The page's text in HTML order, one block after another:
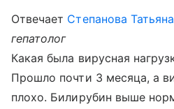
Отвечает Степанова
гепатолог
Какая была вирусная
Прошло почти 3 месяца, а
плохо. Билирубин выше